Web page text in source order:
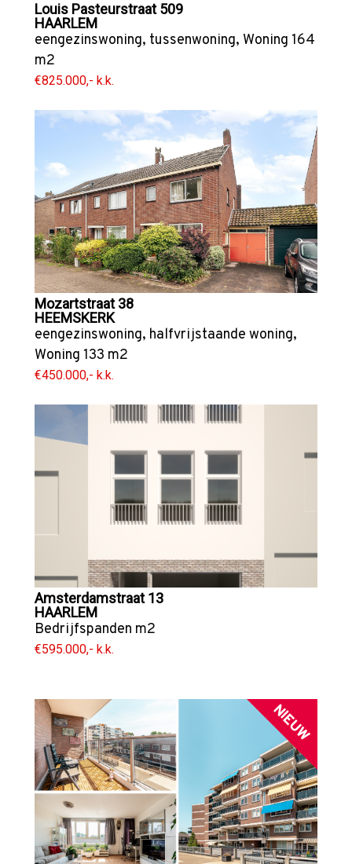
Louis Pasteurstraat 509
HAARLEM
eengezinswoning, tussenwoning, Woning 164
m2
€825.000,- k.k.
Mozartstraat 38
HEEMSKERK
eengezinswoning, halfvrijstaande woning,
Woning 133 m2
€450.000,- k.k.
Amsterdamstraat 13
HAARLEM
Bedrijfspanden m2
€595.000,- k.k.
NIEUW